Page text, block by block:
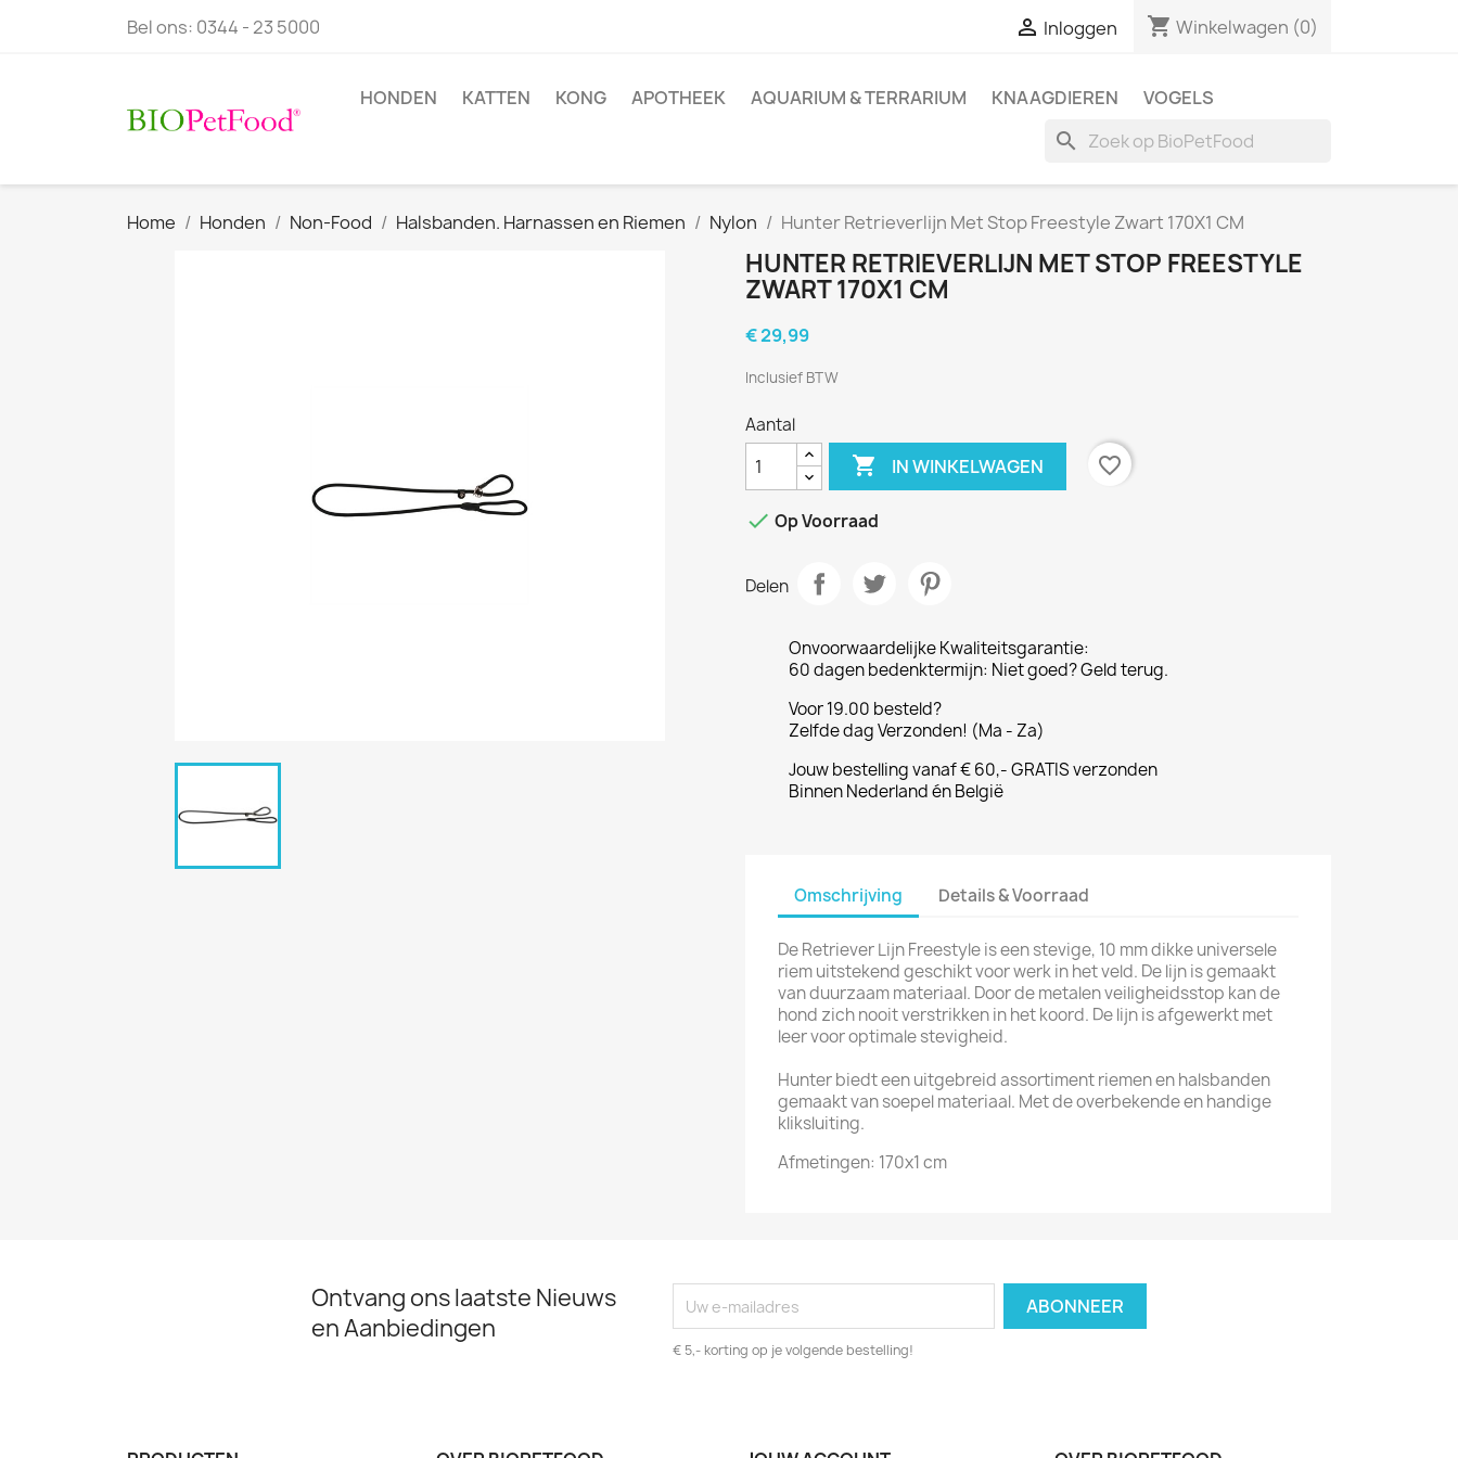
Bel ons: 0344 - 23 5000  Inloggen shopping_cart Winkelwagen (0)
HONDEN KATTEN KONG APOTHEEK AQUARIUM & TERRARIUM KNAAGDIEREN VOGELS
search
Home Honden Non-Food Halsbanden. Harnassen en Riemen Nylon Hunter Retrieverlijn Met Stop Freestyle Zwart 170X1 CM
HUNTER RETRIEVERLIJN MET STOP FREESTYLE
ZWART 170X1 CM
€ 29,99
Inclusief BTW
Aantal
 IN WINKELWAGEN favorite_border
 Op Voorraad
Delen
Onvoorwaardelijke Kwaliteitsgarantie:
60 dagen bedenktermijn: Niet goed? Geld terug.
Voor 19.00 besteld?
Zelfde dag Verzonden! (Ma - Za)
Jouw bestelling vanaf € 60,- GRATIS verzonden
Binnen Nederland én België
Omschrijving Details & Voorraad
De Retriever Lijn Freestyle is een stevige, 10 mm dikke universele
riem uitstekend geschikt voor werk in het veld. De lijn is gemaakt
van duurzaam materiaal. Door de metalen veiligheidsstop kan de
hond zich nooit verstrikken in het koord. De lijn is afgewerkt met
leer voor optimale stevigheid.
Hunter biedt een uitgebreid assortiment riemen en halsbanden
gemaakt van soepel materiaal. Met de overbekende en handige
kliksluiting.
Afmetingen: 170x1 cm
Ontvang ons laatste Nieuws
en Aanbiedingen
€ 5,- korting op je volgende bestelling!